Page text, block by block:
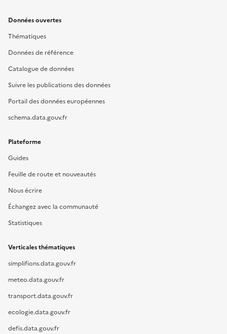
Données ouvertes
Thématiques
Données de référence
Catalogue de données
Suivre les publications des données
Portail des données européennes
schema.data.gouv.fr
Plateforme
Guides
Feuille de route et nouveautés
Nous écrire
Échangez avec la communauté
Statistiques
Verticales thématiques
simplifions.data.gouv.fr
meteo.data.gouv.fr
transport.data.gouv.fr
ecologie.data.gouv.fr
defis.data.gouv.fr